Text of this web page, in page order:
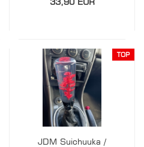
TOP
JDM Suichuuka /